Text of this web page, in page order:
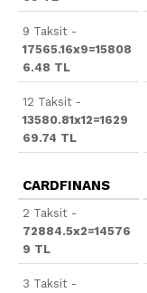
9 Taksit -
17565.16x9=15808
6.48 TL
12 Taksit -
13580.81x12=1629
69.74 TL
CARDFINANS
2 Taksit -
72884.5x2=14576
9 TL
3 Taksit -